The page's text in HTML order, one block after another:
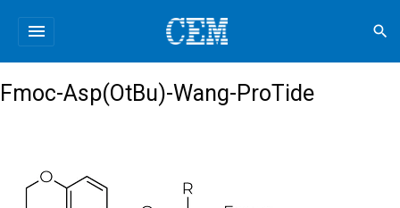
menu search
Fmoc-Asp(OtBu)-Wang-ProTide